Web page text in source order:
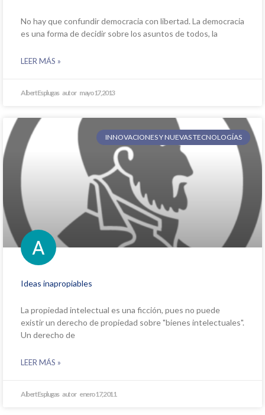
No hay que confundir democracia con libertad. La democracia
es una forma de decidir sobre los asuntos de todos, la
LEER MÁS »
Albert Esplugas mayo 17, 2013
INNOVACIONES Y NUEVAS TECNOLOGÍAS
Ideas inapropiables
La propiedad intelectual es una ficción, pues no puede
existir un derecho de propiedad sobre "bienes intelectuales".
Un derecho de
LEER MÁS »
Albert Esplugas enero 17, 2011